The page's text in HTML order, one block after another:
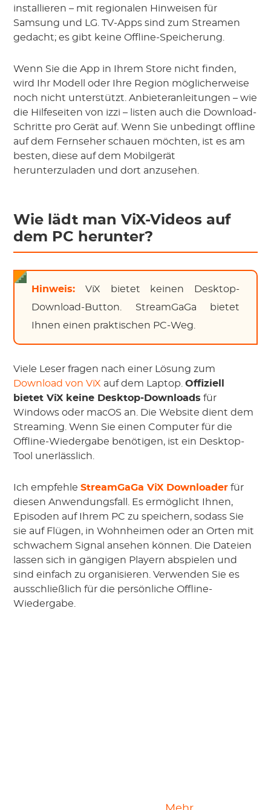
installieren – mit regionalen Hinweisen für
Samsung und LG. TV-Apps sind zum Streamen
gedacht; es gibt keine Offline-Speicherung.
Wenn Sie die App in Ihrem Store nicht finden,
wird Ihr Modell oder Ihre Region möglicherweise
noch nicht unterstützt. Anbieteranleitungen – wie
die Hilfeseiten von izzi – listen auch die Download-
Schritte pro Gerät auf. Wenn Sie unbedingt offline
auf dem Fernseher schauen möchten, ist es am
besten, diese auf dem Mobilgerät
herunterzuladen und dort anzusehen.
Wie lädt man ViX-Videos auf
dem PC herunter?
Hinweis: ViX bietet keinen Desktop-
Download-Button. StreamGaGa bietet
Ihnen einen praktischen PC-Weg.
Viele Leser fragen nach einer Lösung zum
Download von ViX auf dem Laptop.Offiziell
bietet ViX keine Desktop-Downloads für
Windows oder macOS an. Die Website dient dem
Streaming. Wenn Sie einen Computer für die
Offline-Wiedergabe benötigen, ist ein Desktop-
Tool unerlässlich.
Ich empfehleStreamGaGa ViX Downloader für
diesen Anwendungsfall. Es ermöglicht Ihnen,
Episoden auf Ihrem PC zu speichern, sodass Sie
sie auf Flügen, in Wohnheimen oder an Orten mit
schwachem Signal ansehen können. Die Dateien
lassen sich in gängigen Playern abspielen und
sind einfach zu organisieren. Verwenden Sie es
ausschließlich für die persönliche Offline-
Wiedergabe.